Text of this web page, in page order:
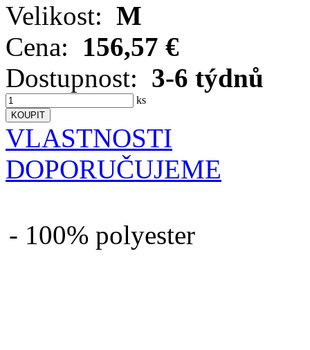
Velikost: M
Cena: 156,57 €
Dostupnost: 3-6 týdnů
ks
VLASTNOSTI
DOPORUČUJEME
- 100% polyester